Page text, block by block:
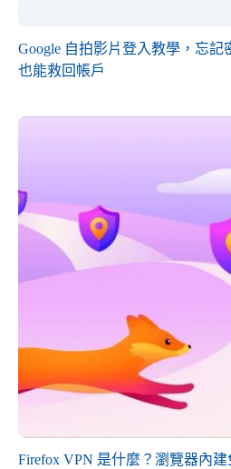
Google 自拍影片登入教學，忘記
也能救回帳戶
Firefox VPN 是什麼？瀏覽器內